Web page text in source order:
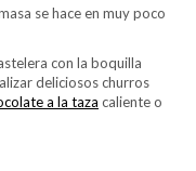
se hace en muy poco
con la boquilla
deliciosos churros
a la taza caliente o